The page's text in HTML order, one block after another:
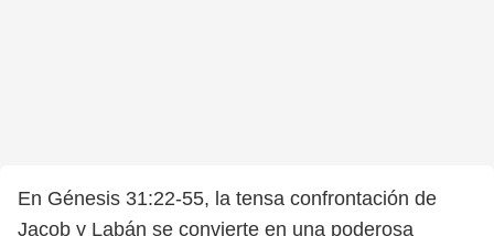
En Génesis 31:22-55, la tensa confrontación de
Jacob y Labán se convierte en una poderosa